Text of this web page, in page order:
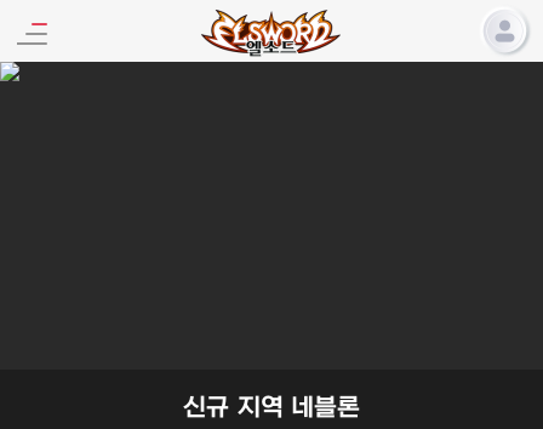
엘소드 프로모션
신규 지역 네블론